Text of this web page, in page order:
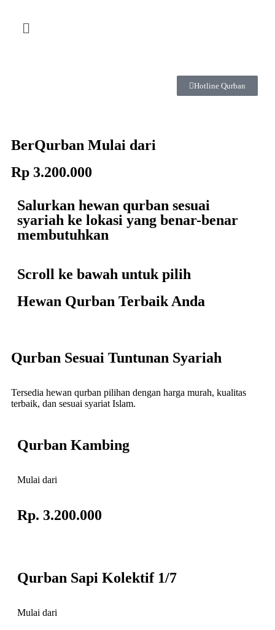
Hotline Qurban
BerQurban Mulai dari
Rp 3.200.000
Salurkan hewan qurban sesuai
syariah ke lokasi yang benar-benar
membutuhkan
Scroll ke bawah untuk pilih
Hewan Qurban Terbaik Anda
Qurban Sesuai Tuntunan Syariah
Tersedia hewan qurban pilihan dengan harga murah, kualitas
terbaik, dan sesuai syariat Islam.
Qurban Kambing
Mulai dari
Rp. 3.200.000
Qurban Sapi Kolektif 1/7
Mulai dari